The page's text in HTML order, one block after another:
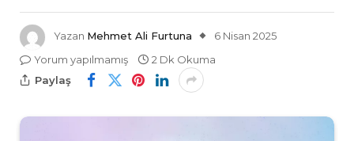
Yazan Mehmet Ali Furtuna
6 Nisan 2025
Yorum yapılmamış
2 Dk Okuma
Paylaş